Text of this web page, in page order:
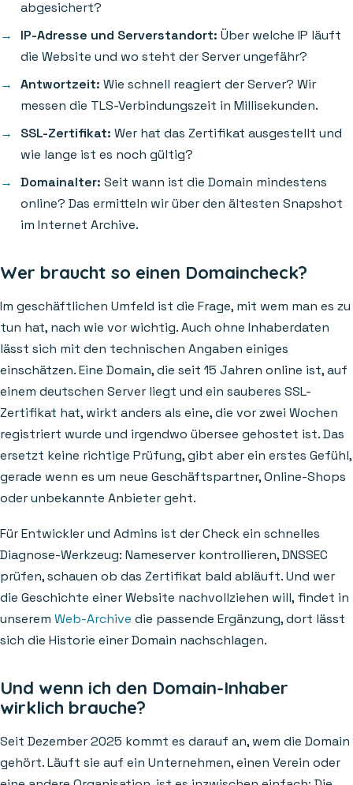
abgesichert?
IP-Adresse und Serverstandort: Über welche IP läuft
die Website und wo steht der Server ungefähr?
Antwortzeit: Wie schnell reagiert der Server? Wir
messen die TLS-Verbindungszeit in Millisekunden.
SSL-Zertifikat: Wer hat das Zertifikat ausgestellt und
wie lange ist es noch gültig?
Domainalter: Seit wann ist die Domain mindestens
online? Das ermitteln wir über den ältesten Snapshot
im Internet Archive.
Wer braucht so einen Domaincheck?
Im geschäftlichen Umfeld ist die Frage, mit wem man es zu
tun hat, nach wie vor wichtig. Auch ohne Inhaberdaten
lässt sich mit den technischen Angaben einiges
einschätzen. Eine Domain, die seit 15 Jahren online ist, auf
einem deutschen Server liegt und ein sauberes SSL-
Zertifikat hat, wirkt anders als eine, die vor zwei Wochen
registriert wurde und irgendwo übersee gehostet ist. Das
ersetzt keine richtige Prüfung, gibt aber ein erstes Gefühl,
gerade wenn es um neue Geschäftspartner, Online-Shops
oder unbekannte Anbieter geht.
Für Entwickler und Admins ist der Check ein schnelles
Diagnose-Werkzeug: Nameserver kontrollieren, DNSSEC
prüfen, schauen ob das Zertifikat bald abläuft. Und wer
die Geschichte einer Website nachvollziehen will, findet in
unserem Web-Archive die passende Ergänzung, dort lässt
sich die Historie einer Domain nachschlagen.
Und wenn ich den Domain-Inhaber
wirklich brauche?
Seit Dezember 2025 kommt es darauf an, wem die Domain
gehört. Läuft sie auf ein Unternehmen, einen Verein oder